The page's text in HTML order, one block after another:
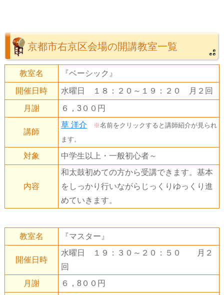
京都市右京区会場の開講教室一覧
教室名 『ベーシック』
開催日時 水曜日 １８：２０～１９：２０ 月２回
月謝 ６，3００円
講師
草 洋介 ※名前をクリックすると講師紹介が見られ
ます。
対象 中学生以上・一般初心者～
内容
和太鼓初めての方から受講できます。基本
をしっかり行いながらじっくりゆっくり進
めていきます。
教室名 『マスター』
開催日時
水曜日 １９：３０～２０：５０ 月２
回
月謝
６，8００円